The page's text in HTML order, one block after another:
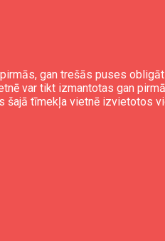
gan trešās puses
var tikt izmantotas gan
šajā tīmekļa vietnē izvietotos